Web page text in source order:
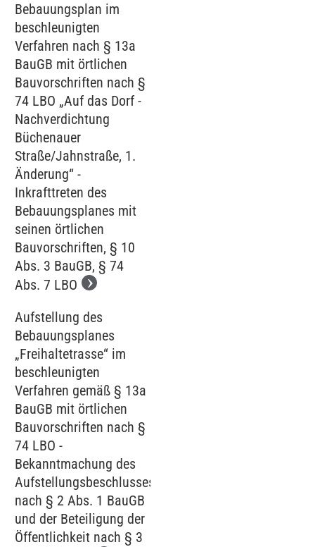
Bebauungsplan im
beschleunigten
Verfahren nach § 13a
BauGB mit örtlichen
Bauvorschriften nach §
74 LBO „Auf das Dorf -
Nachverdichtung
Büchenauer
Straße/Jahnstraße, 1.
Änderung“ -
Inkrafttreten des
Bebauungsplanes mit
seinen örtlichen
Bauvorschriften, § 10
Abs. 3 BauGB, § 74
Abs. 7 LBO
Aufstellung des
Bebauungsplanes
„Freihaltetrasse“ im
beschleunigten
Verfahren gemäß § 13a
BauGB mit örtlichen
Bauvorschriften nach §
74 LBO -
Bekanntmachung des
Aufstellungsbeschlusses
nach § 2 Abs. 1 BauGB
und der Beteiligung der
Öffentlichkeit nach § 3